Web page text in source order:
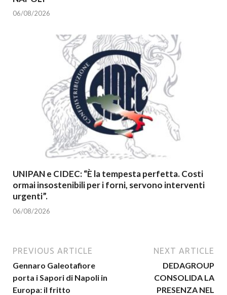
06/08/2026
UNIPAN e CIDEC: “È la tempesta perfetta. Costi
ormai insostenibili per i forni, servono interventi
urgenti”.
06/08/2026
PREVIOUS ARTICLE
Gennaro Galeotafiore
porta i Sapori di Napoli in
Europa: il fritto
NEXT ARTICLE
DEDAGROUP
CONSOLIDA LA
PRESENZA NEL